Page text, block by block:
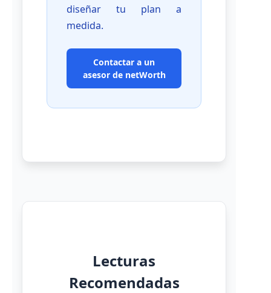
diseñar tu plan a
medida.
Contactar a un
asesor de netWorth
Lecturas
Recomendadas